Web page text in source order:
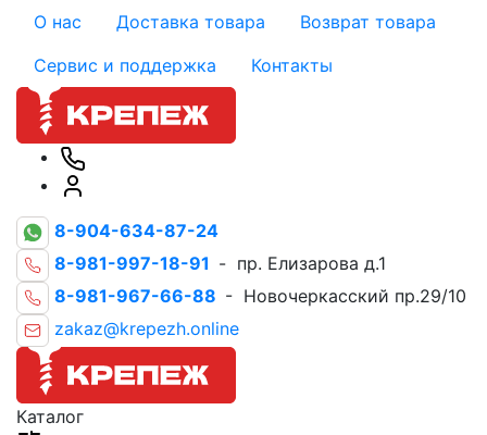
О нас Доставка товара
Возврат товара
Сервис и поддержка
Контакты
8-904-634-87-24
8-981-997-18-91 - пр. Елизарова д.1
8-981-967-66-88 - Новочеркасский пр.29/10
zakaz@krepezh.online
Каталог